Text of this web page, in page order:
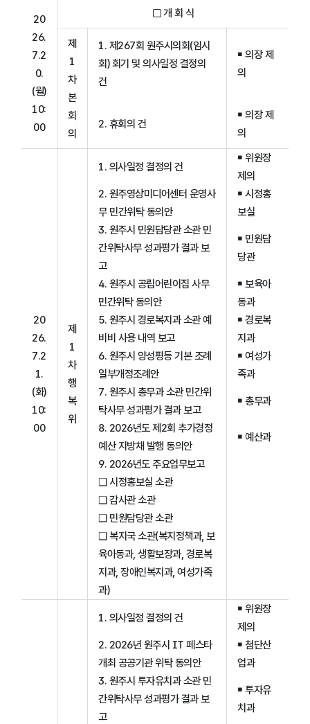
20
26.
7.2
0.
(월)
10:
00
□ 개 회 식
제
1
차
본
회
의
1. 제267회 원주시의회(임시
회) 회기 및 의사일정 결정의
건
￭ 의장 제
의
2. 휴회의 건
￭ 의장 제
의
20
26.
7.2
1.
(화)
10:
00
제
1
차
행
복
위
1. 의사일정 결정의 건
￭ 위원장
제의
2. 원주영상미디어센터 운영사
무 민간위탁 동의안
￭ 시정홍
보실
3. 원주시 민원담당관 소관 민
간위탁사무 성과평가 결과 보
고
￭ 민원담
당관
4. 원주시 공립어린이집 사무
민간위탁 동의안
￭ 보육아
동과
5. 원주시 경로복지과 소관 예
비비 사용 내역 보고
￭ 경로복
지과
6. 원주시 양성평등 기본 조례
일부개정조례안
￭ 여성가
족과
7. 원주시 총무과 소관 민간위
탁사무 성과평가 결과 보고
￭ 총무과
8. 2026년도 제2회 추가경정
예산 지방채 발행 동의안
￭ 예산과
9. 2026년도 주요업무보고
❑ 시정홍보실 소관
❑ 감사관 소관
❑ 민원담당관 소관
❑ 복지국 소관(복지정책과, 보
육아동과, 생활보장과, 경로복
지과, 장애인복지과, 여성가족
과)
1. 의사일정 결정의 건
￭ 위원장
제의
2. 2026년 원주시 IT 페스타
개최 공공기관 위탁 동의안
￭ 첨단산
업과
3. 원주시 투자유치과 소관 민
간위탁사무 성과평가 결과 보
고
￭ 투자유
치과